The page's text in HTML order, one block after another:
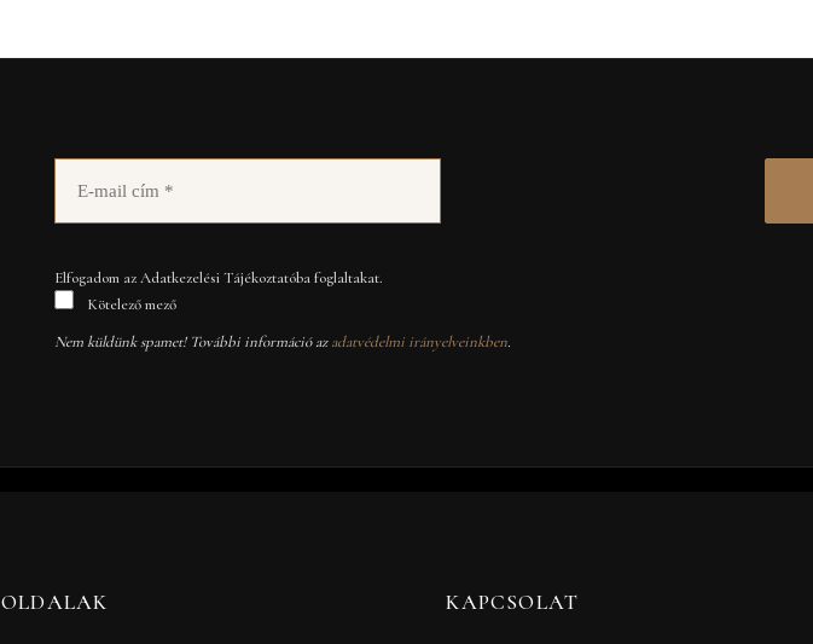
Elfogadom az Adatkezelési Tájékoztatóba foglaltakat.
Kötelező mező
Nem küldünk spamet! További információ azadatvédelmi irányelveinkben.
OLDALAK KAPCSOLAT